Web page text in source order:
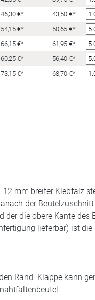
46,30 €*
43,50 €*
54,15 €*
50,65 €*
66,15 €*
61,95 €*
60,25 €*
56,40 €*
73,15 €* 68,70 €*
mm breiter Klebfalz
der
die obere Kante des
lieferbar) ist
Rand. Klappe kann